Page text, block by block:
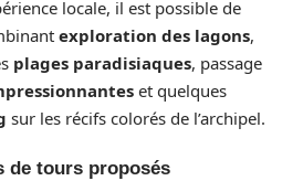
locale, il est possible de
exploration des lagons,
plages paradisiaques, passage
et quelques
sur les récifs colorés de l’archipel.
de tours proposés